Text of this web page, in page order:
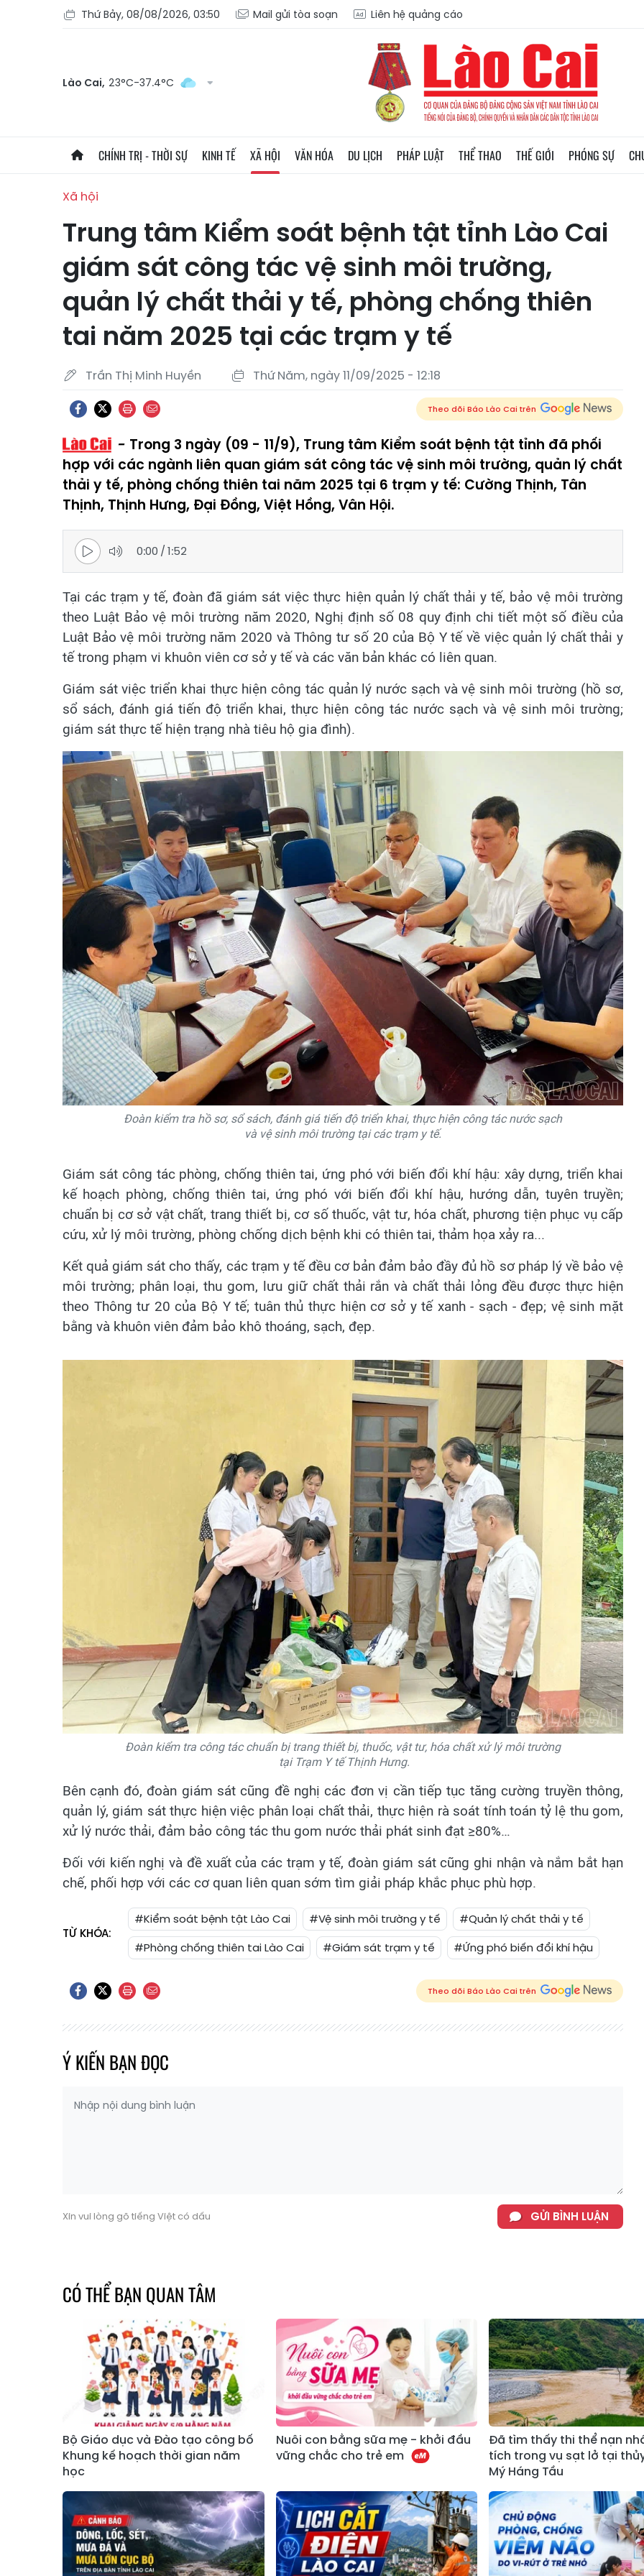
Thứ Bảy, 08/08/2026, 03:50 Mail gửi tòa soạn Liên hệ quảng cáo
Lào Cai, 23°C-37.4°C
CHÍNH TRỊ - THỜI SỰ KINH TẾ XÃ HỘI VĂN HÓA DU LỊCH PHÁP LUẬT THỂ THAO THẾ GIỚI PHÓNG SỰ
Xã hội
Trung tâm Kiểm soát bệnh tật tỉnh Lào Cai
giám sát công tác vệ sinh môi trường,
quản lý chất thải y tế, phòng chống thiên
tai năm 2025 tại các trạm y tế
Trần Thị Minh Huyền Thứ Năm, ngày 11/09/2025 - 12:18
Theo dõi Báo Lào Cai trên
Trong 3 ngày (09 - 11/9), Trung tâm Kiểm soát bệnh tật tỉnh đã phối
hợp với các ngành liên quan giám sát công tác vệ sinh môi trường, quản lý chất
thải y tế, phòng chống thiên tai năm 2025 tại 6 trạm y tế: Cường Thịnh, Tân
Thịnh, Thịnh Hưng, Đại Đồng, Việt Hồng, Vân Hội.
0:00 /1:52
Tại các trạm y tế, đoàn đã giám sát việc thực hiện quản lý chất thải y tế, bảo vệ môi trường
theo Luật Bảo vệ môi trường năm 2020, Nghị định số 08 quy định chi tiết một số điều của
Luật Bảo vệ môi trường năm 2020 và Thông tư số 20 của Bộ Y tế về việc quản lý chất thải y
tế trong phạm vi khuôn viên cơ sở y tế và các văn bản khác có liên quan.
Giám sát việc triển khai thực hiện công tác quản lý nước sạch và vệ sinh môi trường (hồ sơ,
sổ sách, đánh giá tiến độ triển khai, thực hiện công tác nước sạch và vệ sinh môi trường;
giám sát thực tế hiện trạng nhà tiêu hộ gia đình).
Đoàn kiểm tra hồ sơ, sổ sách, đánh giá tiến độ triển khai, thực hiện công tác nước sạch
và vệ sinh môi trường tại các trạm y tế.
Giám sát công tác phòng, chống thiên tai, ứng phó với biến đổi khí hậu: xây dựng, triển khai
kế hoạch phòng, chống thiên tai, ứng phó với biến đổi khí hậu, hướng dẫn, tuyên truyền;
chuẩn bị cơ sở vật chất, trang thiết bị, cơ số thuốc, vật tư, hóa chất, phương tiện phục vụ cấp
cứu, xử lý môi trường, phòng chống dịch bệnh khi có thiên tai, thảm họa xảy ra...
Kết quả giám sát cho thấy, các trạm y tế đều cơ bản đảm bảo đầy đủ hồ sơ pháp lý về bảo vệ
môi trường; phân loại, thu gom, lưu giữ chất thải rắn và chất thải lỏng đều được thực hiện
theo Thông tư 20 của Bộ Y tế; tuân thủ thực hiện cơ sở y tế xanh - sạch - đẹp; vệ sinh mặt
bằng và khuôn viên đảm bảo khô thoáng, sạch, đẹp.
Đoàn kiểm tra công tác chuẩn bị trang thiết bị, thuốc, vật tư, hóa chất xử lý môi trường
tại Trạm Y tế Thịnh Hưng.
Bên cạnh đó, đoàn giám sát cũng đề nghị các đơn vị cần tiếp tục tăng cường truyền thông,
quản lý, giám sát thực hiện việc phân loại chất thải, thực hiện rà soát tính toán tỷ lệ thu gom,
xử lý nước thải, đảm bảo công tác thu gom nước thải phát sinh đạt ≥80%…
Đối với kiến nghị và đề xuất của các trạm y tế, đoàn giám sát cũng ghi nhận và nắm bắt hạn
chế, phối hợp với các cơ quan liên quan sớm tìm giải pháp khắc phục phù hợp.
TỪ KHÓA:
#Kiểm soát bệnh tật Lào Cai #Vệ sinh môi trường y tế
#Quản lý chất thải y tế
#Phòng chống thiên tai Lào Cai
#Giám sát trạm y tế #Ứng phó biến đổi khí hậu
Theo dõi Báo Lào Cai trên
Ý KIẾN BẠN ĐỌC
Xin vui lòng gõ tiếng Việt có dấu GỬI BÌNH LUẬN
CÓ THỂ BẠN QUAN TÂM
Bộ Giáo dục và Đào tạo công bố
Khung kế hoạch thời gian năm
học
Nuôi con bằng sữa mẹ - khởi đầu
vững chắc cho trẻ em
Đã tìm thấy thi thể nạn
tích trong vụ sạt lở tại
Mý Háng Tầu